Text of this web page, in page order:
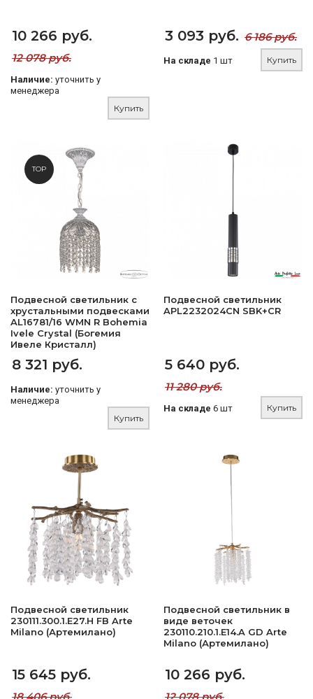
10 266 руб.
12 078 руб.
Наличие: уточнить у
менеджера
Купить
3 093 руб. 6 186 руб.
На складе 1 шт Купить
TOP
Подвесной светильник с
хрустальными подвесками
AL16781/16 WMN R Bohemia
Ivele Crystal (Богемия
Ивеле Кристалл)
8 321 руб.
Наличие: уточнить у
менеджера
Купить
Подвесной светильник
APL2232024CN SBK+CR
5 640 руб.
11 280 руб.
На складе 6 шт Купить
Подвесной светильник
230111.300.1.E27.H FB Arte
Milano (Артемилано)
15 645 руб.
Подвесной светильник в
виде веточек
230110.210.1.E14.A GD Arte
Milano (Артемилано)
10 266 руб.